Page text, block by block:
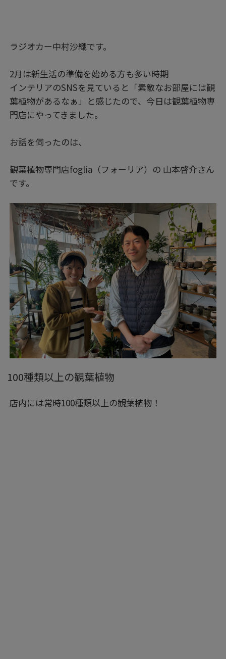
ラジオカー中村沙織です。
2月は新生活の準備を始める方も多い時期
インテリアのSNSを見ていると「素敵なお部屋には観
葉植物があるなぁ」と感じたので、今日は観葉植物専
門店にやってきました。
お話を伺ったのは、
観葉植物専門店foglia（フォーリア）の 山本啓介さん
です。
100種類以上の観葉植物
店内には常時100種類以上の観葉植物！